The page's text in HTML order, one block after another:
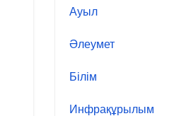
Ауыл
Әлеумет
Білім
Инфрақұрылым